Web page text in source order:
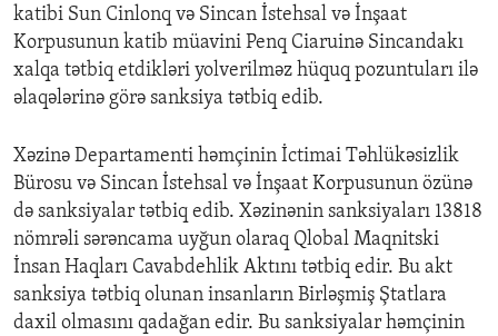
katibi Sun Cinlonq və Sincan İstehsal və İnşaat
Korpusunun katib müavini Penq Ciaruinə Sincandakı
xalqa tətbiq etdikləri yolverilməz hüquq pozuntuları ilə
əlaqələrinə görə sanksiya tətbiq edib.
Xəzinə Departamenti həmçinin İctimai Təhlükəsizlik
Bürosu və Sincan İstehsal və İnşaat Korpusunun özünə
də sanksiyalar tətbiq edib. Xəzinənin sanksiyaları 13818
nömrəli sərəncama uyğun olaraq Qlobal Maqnitski
İnsan Haqları Cavabdehlik Aktını tətbiq edir. Bu akt
sanksiya tətbiq olunan insanların Birləşmiş Ştatlara
daxil olmasını qadağan edir. Bu sanksiyalar həmçinin